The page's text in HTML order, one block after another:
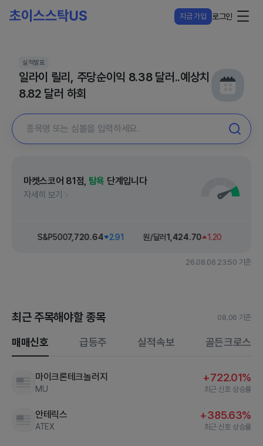
지금 가입 로그인
실적발표
일라이 릴리, 주당순이익 8.38 달러..예상치
8.82 달러 하회
마켓스코어 81점, 탐욕 단계입니다
자세히 보기
S&P5007,720.64 2.91 원/달러1,424.70 1.20
26.08.06 23:50 기준
최근 주목해야할 종목
매매신호
08.06 기준
급등주 실적속보 골든크로스
마이크론테크놀러지
MU
+722.01%
최근 신호 상승률
안테릭스
ATEX
+385.63%
최근 신호 상승률